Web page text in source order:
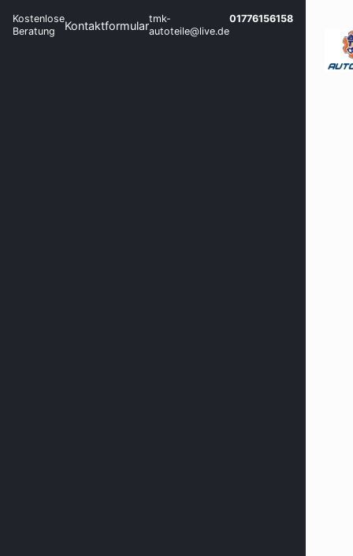
Kostenlose
Beratung
Kontaktformulartmk-
autoteile@live.de
01776156158